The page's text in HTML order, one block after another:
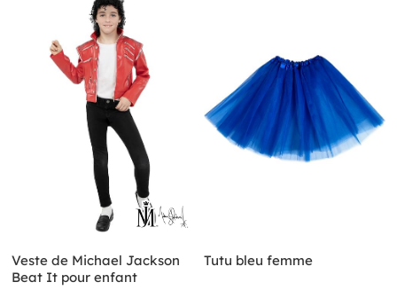
Veste de Michael Jackson
Beat It pour enfant
Tutu bleu femme